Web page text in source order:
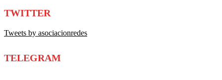
TWITTER
Tweets by asociacionredes
TELEGRAM